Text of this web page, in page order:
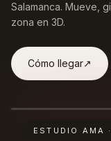
Salamanca. Mueve,
zona en 3D.
Cómo llegar↗︎
ESTUDIO AMA